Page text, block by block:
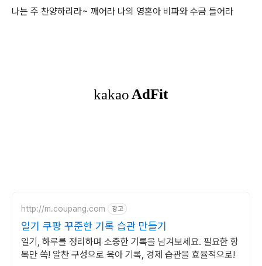
나는 주 찬양하리라~ 깨어라 나의 영혼아 비파와 수금 들어라
http://m.coupang.com 광고
일기 쿠팡 꾸준한 기록 습관 만들기
일기, 하루를 정리하며 소중한 기록을 남겨보세요. 필요한 항
목만 쏙! 알찬 구성으로 육아 기록, 경제 습관을 효율적으로!